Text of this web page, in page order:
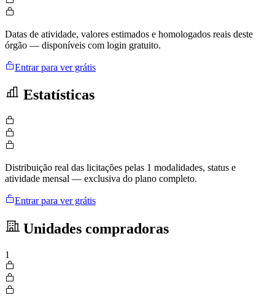
Datas de atividade, valores estimados e homologados reais deste
órgão — disponíveis com login gratuito.
Entrar para ver grátis
Estatísticas
Distribuição real das licitações pelas 1 modalidades, status e
atividade mensal — exclusiva do plano completo.
Entrar para ver grátis
Unidades compradoras
1